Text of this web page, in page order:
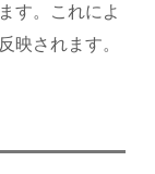
す。これによ
映されます。